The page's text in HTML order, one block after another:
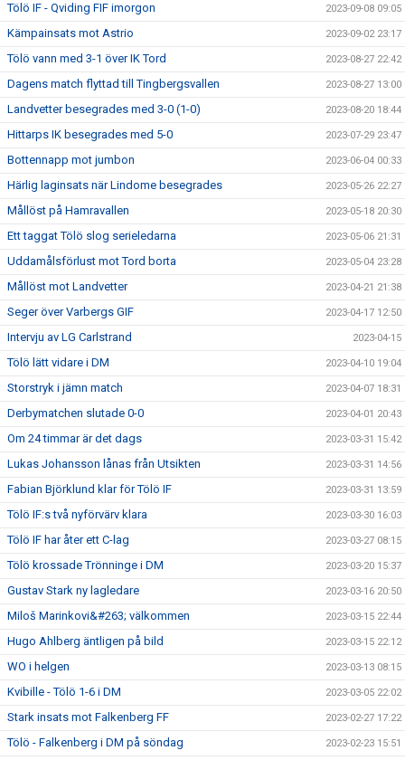
Tölö IF - Qviding FIF imorgon 2023-09-08 09:05
Kämpainsats mot Astrio 2023-09-02 23:17
Tölö vann med 3-1 över IK Tord 2023-08-27 22:42
Dagens match flyttad till Tingbergsvallen 2023-08-27 13:00
Landvetter besegrades med 3-0 (1-0) 2023-08-20 18:44
Hittarps IK besegrades med 5-0 2023-07-29 23:47
Bottennapp mot jumbon 2023-06-04 00:33
Härlig laginsats när Lindome besegrades 2023-05-26 22:27
Mållöst på Hamravallen 2023-05-18 20:30
Ett taggat Tölö slog serieledarna 2023-05-06 21:31
Uddamålsförlust mot Tord borta 2023-05-04 23:28
Mållöst mot Landvetter 2023-04-21 21:38
Seger över Varbergs GIF 2023-04-17 12:50
Intervju av LG Carlstrand 2023-04-15
Tölö lätt vidare i DM 2023-04-10 19:04
Storstryk i jämn match 2023-04-07 18:31
Derbymatchen slutade 0-0 2023-04-01 20:43
Om 24 timmar är det dags 2023-03-31 15:42
Lukas Johansson lånas från Utsikten 2023-03-31 14:56
Fabian Björklund klar för Tölö IF 2023-03-31 13:59
Tölö IF:s två nyförvärv klara 2023-03-30 16:03
Tölö IF har åter ett C-lag 2023-03-27 08:15
Tölö krossade Trönninge i DM 2023-03-20 15:37
Gustav Stark ny lagledare 2023-03-16 20:50
Miloš Marinkovi&#263; välkommen 2023-03-15 22:44
Hugo Ahlberg äntligen på bild 2023-03-15 22:12
WO i helgen 2023-03-13 08:15
Kvibille - Tölö 1-6 i DM 2023-03-05 22:02
Stark insats mot Falkenberg FF 2023-02-27 17:22
Tölö - Falkenberg i DM på söndag 2023-02-23 15:51